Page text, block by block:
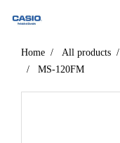
Home All products
MS-120FM